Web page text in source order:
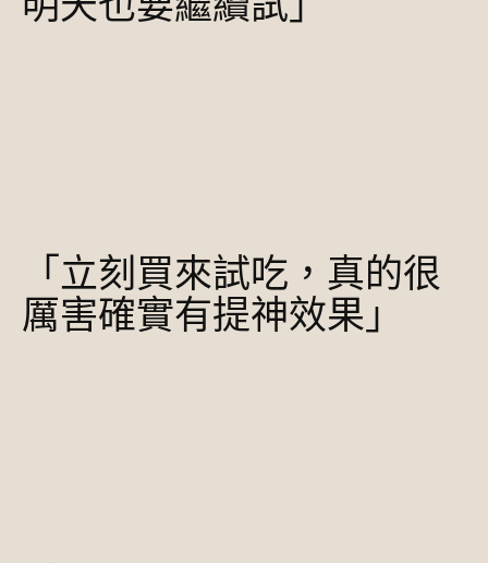
「立刻買來試吃，真的很
厲害確實有提神效果」